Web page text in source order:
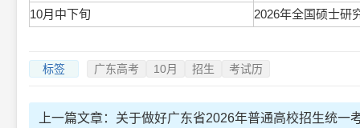
10月中下旬
2026年全国硕士研
标签 广东高考 10月 招生 考试历
上一篇文章： 关于做好广东省2026年普通高校招生统一